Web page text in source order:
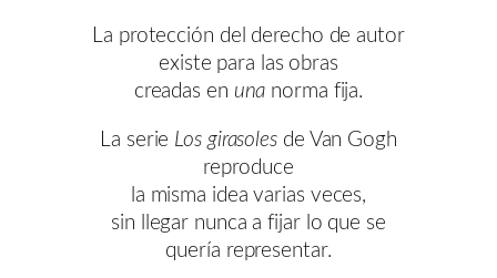
La protección del derecho de autor
existe para las obras
creadas en una norma fija.
La serie Los girasoles de Van Gogh
reproduce
la misma idea varias veces,
sin llegar nunca a fijar lo que se
quería representar.